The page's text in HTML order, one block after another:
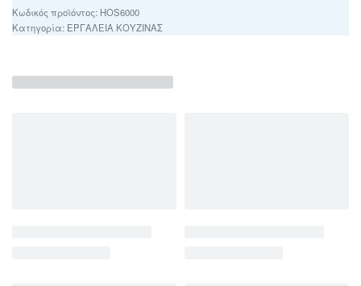
HOS6000
Κατηγορία: ΕΡΓΑΛΕΙΑ ΚΟΥΖΙΝΑΣ